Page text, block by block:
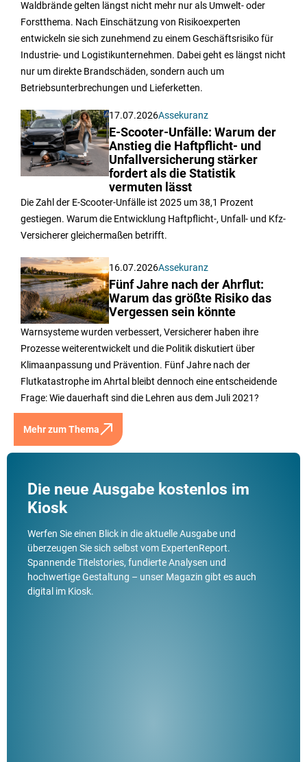
Waldbrände gelten längst nicht mehr nur als Umwelt- oder
Forstthema. Nach Einschätzung von Risikoexperten
entwickeln sie sich zunehmend zu einem Geschäftsrisiko für
Industrie- und Logistikunternehmen. Dabei geht es längst nicht
nur um direkte Brandschäden, sondern auch um
Betriebsunterbrechungen und Lieferketten.
17.07.2026Assekuranz
E-Scooter-Unfälle: Warum der
Anstieg die Haftpflicht- und
Unfallversicherung stärker
fordert als die Statistik
vermuten lässt
Die Zahl der E-Scooter-Unfälle ist 2025 um 38,1 Prozent
gestiegen. Warum die Entwicklung Haftpflicht-, Unfall- und Kfz-
Versicherer gleichermaßen betrifft.
16.07.2026Assekuranz
Fünf Jahre nach der Ahrflut:
Warum das größte Risiko das
Vergessen sein könnte
Warnsysteme wurden verbessert, Versicherer haben ihre
Prozesse weiterentwickelt und die Politik diskutiert über
Klimaanpassung und Prävention. Fünf Jahre nach der
Flutkatastrophe im Ahrtal bleibt dennoch eine entscheidende
Frage: Wie dauerhaft sind die Lehren aus dem Juli 2021?
Mehr zum Thema
Die neue Ausgabe kostenlos im
Kiosk
Werfen Sie einen Blick in die aktuelle Ausgabe und
überzeugen Sie sich selbst vom ExpertenReport.
Spannende Titelstories, fundierte Analysen und
hochwertige Gestaltung – unser Magazin gibt es auch
digital im Kiosk.